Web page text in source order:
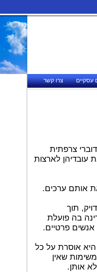
צרו קשר
צרפתית
עובדיהן לארצות
אותם ערכים.
תוך
בה פועלת
פרטיים.
אוסרת על כל
שאין
אותן.